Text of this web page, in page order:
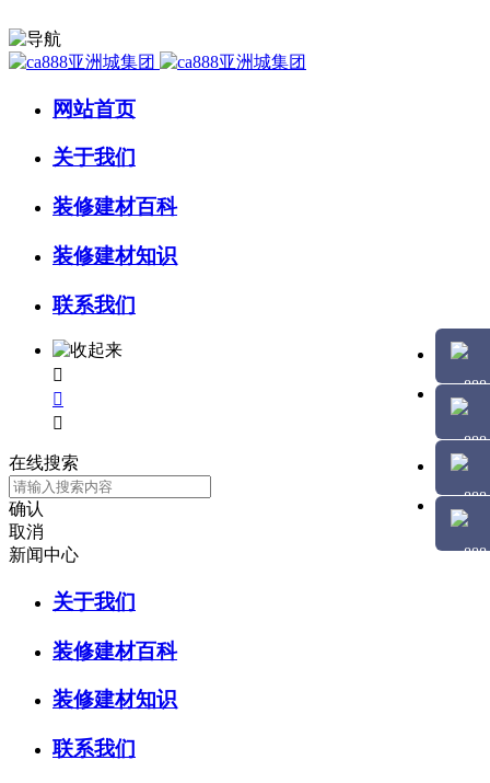
网站首页
关于我们
装修建材百科
装修建材知识
联系我们



在线搜索
确认
取消
新闻中心
关于我们
装修建材百科
装修建材知识
联系我们